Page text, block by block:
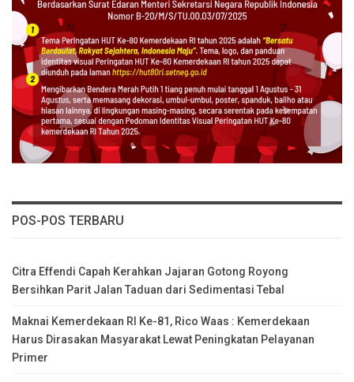
POS-POS TERBARU
Citra Effendi Capah Kerahkan Jajaran Gotong Royong
Bersihkan Parit Jalan Taduan dari Sedimentasi Tebal
Maknai Kemerdekaan RI Ke-81, Rico Waas : Kemerdekaan
Harus Dirasakan Masyarakat Lewat Peningkatan Pelayanan
Primer